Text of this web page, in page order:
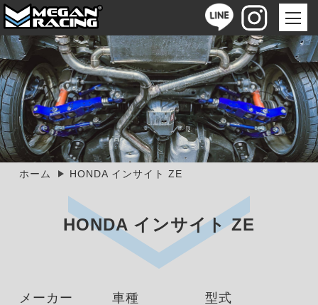
ホーム HONDA インサイト ZE
HONDA インサイト ZE
メーカー 車種 型式